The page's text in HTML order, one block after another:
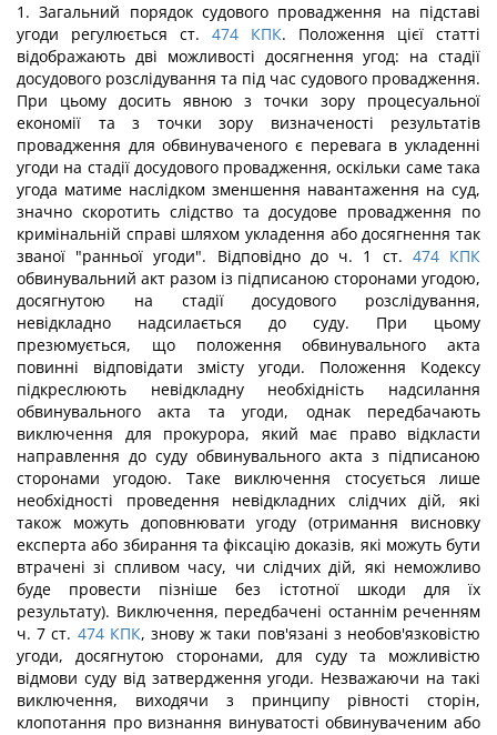
1. Загальний порядок судового провадження на підставі
угоди регулюється ст. 474 КПК. Положення цієї статті
відображають дві можливості досягнення угод: на стадії
досудового розслідування та під час судового провадження.
При цьому досить явною з точки зору процесуальної
економії та з точки зору визначеності результатів
провадження для обвинуваченого є перевага в укладенні
угоди на стадії досудового провадження, оскільки саме така
угода матиме наслідком зменшення навантаження на суд,
значно скоротить слідство та досудове провадження по
кримінальній справі шляхом укладення або досягнення так
званої "ранньої угоди". Відповідно до ч. 1 ст. 474 КПК
обвинувальний акт разом із підписаною сторонами угодою,
досягнутою на стадії досудового розслідування,
невідкладно надсилається до суду. При цьому
презюмується, що положення обвинувального акта
повинні відповідати змісту угоди. Положення Кодексу
підкреслюють невідкладну необхідність надсилання
обвинувального акта та угоди, однак передбачають
виключення для прокурора, який має право відкласти
направлення до суду обвинувального акта з підписаною
сторонами угодою. Таке виключення стосується лише
необхідності проведення невідкладних слідчих дій, які
також можуть доповнювати угоду (отримання висновку
експерта або збирання та фіксацію доказів, які можуть бути
втрачені зі спливом часу, чи слідчих дій, які неможливо
буде провести пізніше без істотної шкоди для їх
результату). Виключення, передбачені останнім реченням
ч. 7 ст. 474 КПК, знову ж таки пов'язані з необов'язковістю
угоди, досягнутою сторонами, для суду та можливістю
відмови суду від затвердження угоди. Незважаючи на такі
виключення, виходячи з принципу рівності сторін,
клопотання про визнання винуватості обвинуваченим або